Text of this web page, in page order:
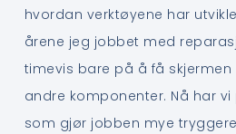
hvordan verktøyene har
årene jeg jobbet med
timevis bare på å få
andre komponenter. Nå har
som gjør jobben mye